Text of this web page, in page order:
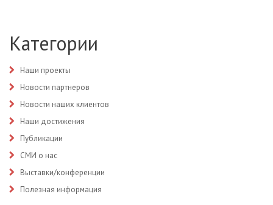
Категории
Наши проекты
Новости партнеров
Новости наших клиентов
Наши достижения
Публикации
СМИ о нас
Выставки/конференции
Полезная информация